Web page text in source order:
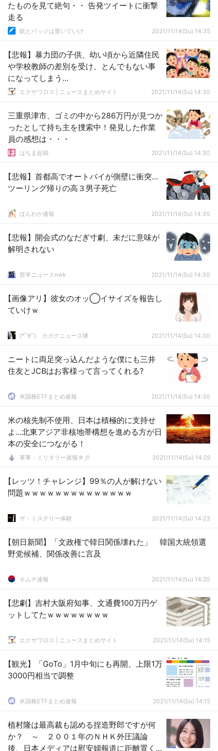
たものを見て絶句・・ 告発ツイートに衝撃
走る
銃とバッジは置いていけ 2021/11/14(Su) 14:35
【悲報】暴力団の子供、幼い頃から近隣住民
や学校教師の差別を受け、とんでもない事
になってしまう…
エクサワロス | ニュースまとめサイト 2021/11/14(Su) 14:30
三重県津市、ゴミの中から286万円が見つか
ったとして持ち主を捜索中！発見した作業
員の感想は・・・
はちま起稿 2021/11/14(Su) 14:30
【悲報】首都高でオートバイが側壁に衝突…
ツーリング帰りの高３男子死亡
ほんわか速報 2021/11/14(Su) 14:30
【悲報】開会式のなだぎ寸劇、未だに意味が
解明されない
哲学ニュースnwk 2021/11/14(Su) 14:30
【画像アリ】彼女のオッ◯イサイズを報告し
ていけｗ
(*ﾟ∀ﾟ)ゞカガクニュース隊 2021/11/14(Su) 14:30
ニートに両足突っ込んだような僕にも三井
住友とJCBはお客様って言ってくれる?
米国株ETFまとめ速報 2021/11/14(Su) 14:30
米の核先制不使用、日本は積極的に支持せ
よ…北東アジア非核地帯構想を進める方が日
本の安全につながる！
軍事・ミリタリー速報☆彡 2021/11/14(Su) 14:29
【レッツ！チャレンジ】99％の人が解けない
問題ｗｗｗｗｗｗｗｗｗｗｗｗｗｗ
ザ・ミステリー体験 2021/11/14(Su) 14:23
【朝日新聞】「文政権で韓日関係壊れた」 韓国大統領選
野党候補、関係改善に言及
キムチ速報 2021/11/14(Su) 14:20
【悲劇】吉村大阪府知事、文通費100万円ゲ
ットしてたｗｗｗｗｗｗｗｗ
エクサワロス | ニュースまとめサイト 2021/11/14(Su) 14:15
【観光】「GoTo」1月中旬にも再開、上限1万
3000円相当で調整
米国株ETFまとめ速報 2021/11/14(Su) 14:15
植村隆は最高裁も認める捏造野郎ですが何
か？ ～ ２００１年のＮＨＫ外圧議論
後、日本メディアは慰安婦報道に距離置く